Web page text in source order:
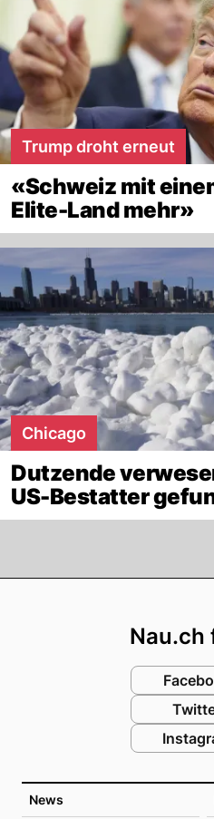
Trump droht erneut
«Schweiz mit
Elite-Land mehr»
Chicago
Dutzende
US-Bestatter
News
Nau.ch